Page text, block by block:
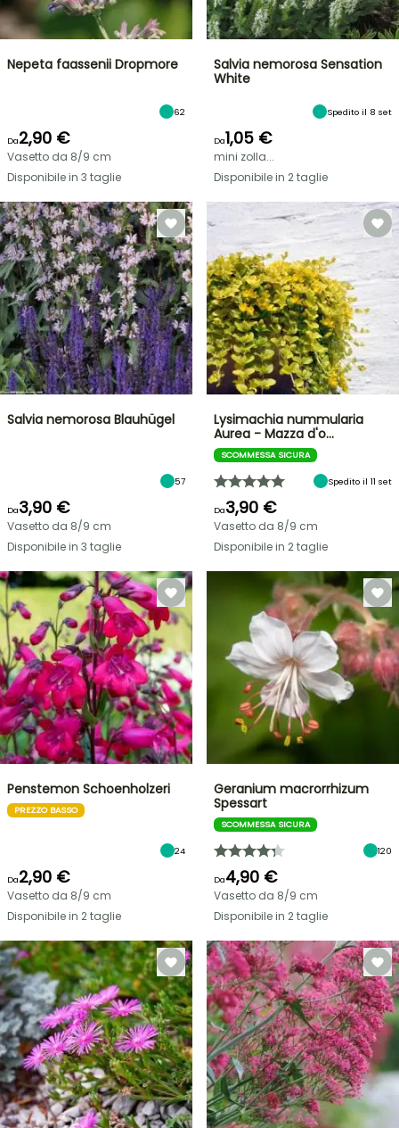
Nepeta faassenii Dropmore
62
Da2,90 €
Vasetto da 8/9 cm
Disponibile in 3 taglie
Salvia nemorosa Sensation
White
Spedito il 8 set
Da1,05 €
mini zolla...
Disponibile in 2 taglie
Salvia nemorosa Blauhügel
57
Da3,90 €
Vasetto da 8/9 cm
Disponibile in 3 taglie
Lysimachia nummularia
Aurea - Mazza d'o…
SCOMMESSA SICURA
Spedito il 11 set
Da3,90 €
Vasetto da 8/9 cm
Disponibile in 2 taglie
Penstemon Schoenholzeri
PREZZO BASSO
24
Da2,90 €
Vasetto da 8/9 cm
Disponibile in 2 taglie
Geranium macrorrhizum
Spessart
SCOMMESSA SICURA
120
Da4,90 €
Vasetto da 8/9 cm
Disponibile in 2 taglie